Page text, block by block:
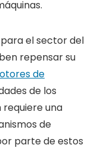
el sector del
repensar su
de
de los
una
de
parte de estos